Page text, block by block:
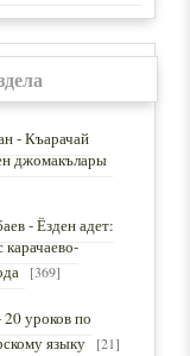
- Къарачай
джомакълары
- Ёзден адет:
карачаево-
[369]
уроков по
языку
[21]